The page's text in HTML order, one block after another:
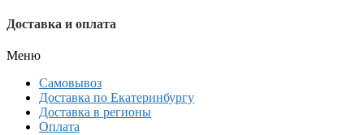
Доставка и оплата
Меню
Самовывоз
Доставка по Екатеринбургу
Доставка в регионы
Оплата